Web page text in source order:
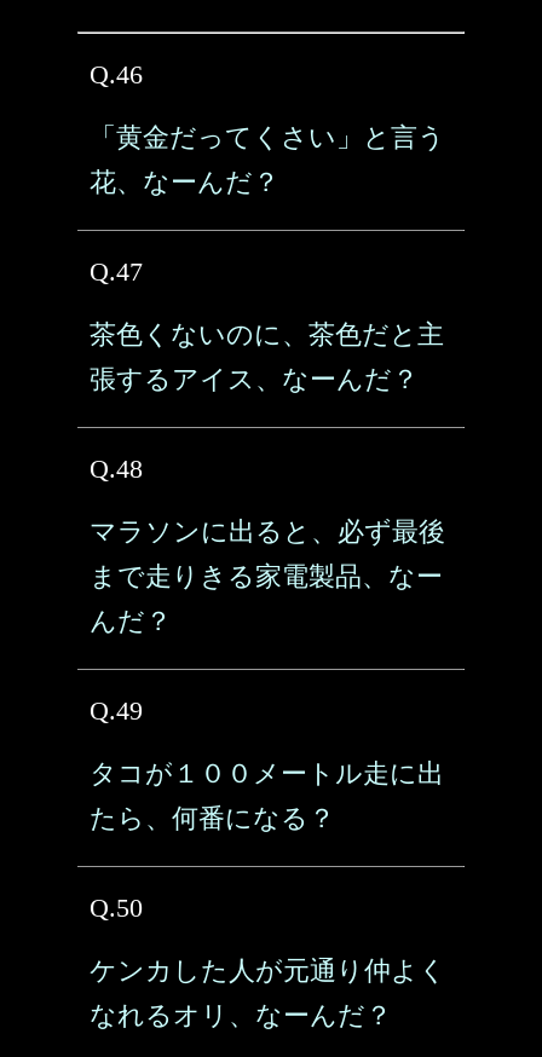
Q.46
「黄金だってくさい」と言う
花、なーんだ？
Q.47
茶色くないのに、茶色だと主
張するアイス、なーんだ？
Q.48
マラソンに出ると、必ず最後
まで走りきる家電製品、なー
んだ？
Q.49
タコが１００メートル走に出
たら、何番になる？
Q.50
ケンカした人が元通り仲よく
なれるオリ、なーんだ？